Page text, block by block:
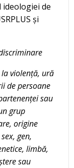
de
și
violență, ură
de persoane
sau
grup
origine
gen,
limbă,
sau